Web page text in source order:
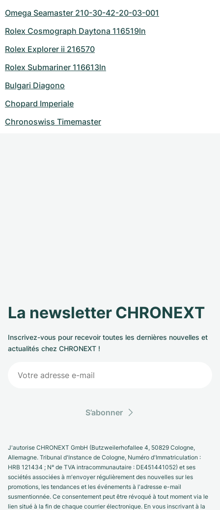
Omega Seamaster 210-30-42-20-03-001
Rolex Cosmograph Daytona 116519ln
Rolex Explorer ii 216570
Rolex Submariner 116613ln
Bulgari Diagono
Chopard Imperiale
Chronoswiss Timemaster
La newsletter CHRONEXT
Inscrivez-vous pour recevoir toutes les dernières nouvelles et
actualités chez CHRONEXT !
S’abonner
J'autorise CHRONEXT GmbH (Butzweilerhofallee 4, 50829 Cologne,
Allemagne. Tribunal d'Instance de Cologne, Numéro d'Immatriculation :
HRB 121434 ; N° de TVA intracommunautaire : DE451441052) et ses
sociétés associées à m'envoyer régulièrement des nouvelles sur les
promotions, les tendances et les événements à l'adresse e-mail
susmentionnée. Ce consentement peut être révoqué à tout moment via le
lien situé à la fin de chaque courrier électronique. En vous inscrivant à la